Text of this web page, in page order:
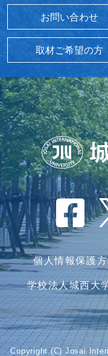
お問い合わせ
取材ご希望の方
個人情報保護
学校法人城西大
Copyright (C) Josai